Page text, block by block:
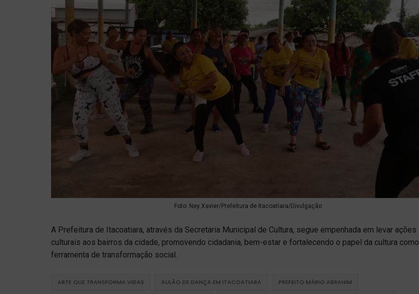
Foto: Ney Xavier/Prefeitura de Itacoatiara/Divulgação
A Prefeitura de Itacoatiara, através da Secretaria Municipal de Cultura, segue empenhada em levar ações
culturais aos bairros da cidade, promovendo cidadania, bem-estar e fortalecendo o papel da cultura como
ferramenta de transformação social.
ARTE QUE TRANSFORMA VIDAS AULÃO DE DANÇA EM ITACOATIARA PREFEITO MÁRIO ABRAHIM